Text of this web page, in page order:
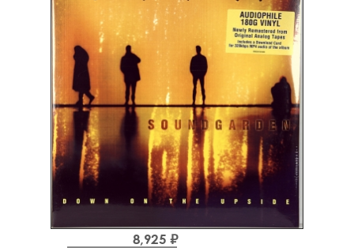
8,925 ₽